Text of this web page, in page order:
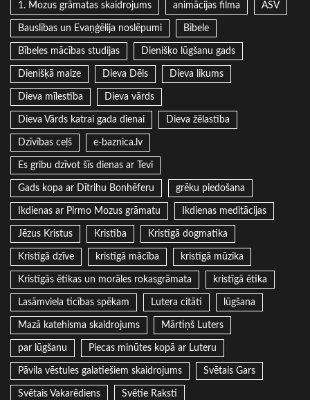
1. Mozus grāmatas skaidrojums animācijas filma ASV
Bauslības un Evaņģēlija noslēpumi Bībele
Bībeles mācības studijas Dienišķo lūgšanu gads
Dienišķā maize Dieva Dēls Dieva likums
Dieva mīlestība Dieva vārds
Dieva Vārds katrai gada dienai Dieva žēlastība
Dzīvības ceļš e-baznica.lv
Es gribu dzīvot šīs dienas ar Tevi
Gads kopa ar Dītrihu Bonhēferu grēku piedošana
Ikdienas ar Pirmo Mozus grāmatu Ikdienas meditācijas
Jēzus Kristus Kristība Kristīgā dogmatika
Kristīgā dzīve kristīgā mācība kristīgā mūzika
Kristīgās ētikas un morāles rokasgrāmata kristīgā ētika
Lasāmviela ticības spēkam Lutera citāti lūgšana
Mazā katehisma skaidrojums Mārtiņš Luters
par lūgšanu Piecas minūtes kopā ar Luteru
Pāvila vēstules galatiešiem skaidrojums Svētais Gars
Svētais Vakarēdiens Svētie Raksti